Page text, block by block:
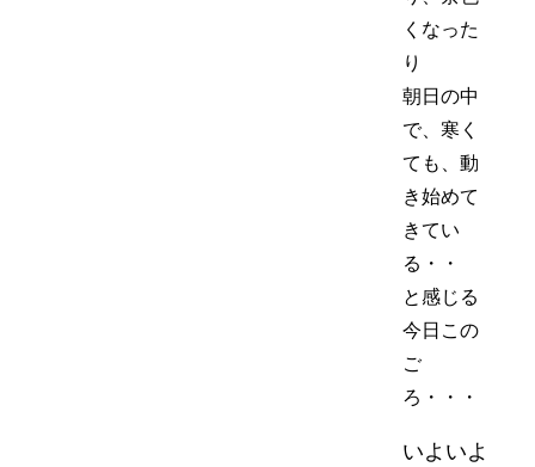
くなった
り
朝日の中
で、寒く
ても、動
き始めて
きてい
る・・
と感じる
今日この
ご
ろ・・・
いよいよ